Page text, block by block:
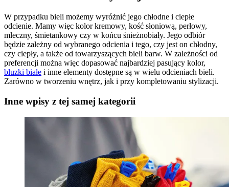
W przypadku bieli możemy wyróżnić jego chłodne i ciepłe
odcienie. Mamy więc kolor kremowy, kość słoniową, perłowy,
mleczny, śmietankowy czy w końcu śnieżnobiały. Jego odbiór
będzie zależny od wybranego odcienia i tego, czy jest on chłodny,
czy ciepły, a także od towarzyszących bieli barw. W zależności od
preferencji można więc dopasować najbardziej pasujący kolor,
bluzki białe i inne elementy dostępne są w wielu odcieniach bieli.
Zarówno w tworzeniu wnętrz, jak i przy kompletowaniu stylizacji.
Inne wpisy z tej samej kategorii